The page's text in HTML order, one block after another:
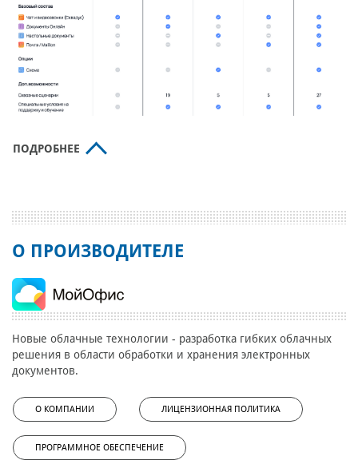
ПОДРОБНЕЕ
О ПРОИЗВОДИТЕЛЕ
Новые облачные технологии - разработка гибких облачных
решения в области обработки и хранения электронных
документов.
О КОМПАНИИ ЛИЦЕНЗИОННАЯ ПОЛИТИКА
ПРОГРАММНОЕ ОБЕСПЕЧЕНИЕ